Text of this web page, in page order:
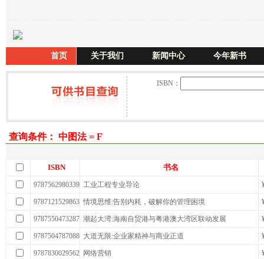
首页 关于我们 新闻中心 今年新书
ISBN：
查询条件： 中图法 = F
ISBN 书名
9787562980339 工业工程专业导论
9787121529863 情境思维:告别内耗，破解你的管理困境
9787550473287 潮起大湾:海南自贸港与粤港澳大湾区联动发展
9787504787088 大道无限:企业家精神与商业正道
9787830029562 网络营销